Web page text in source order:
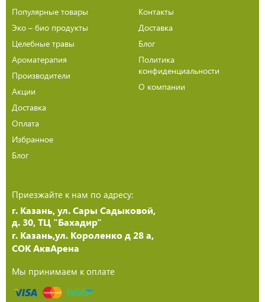
Популярные товары
Эко – био продукты
Целебные травы
Ароматерапия
Производители
Акции
Доставка
Оплата
Избранное
Блог
Контакты
Доставка
Блог
Политика
конфиденциальности
О компании
Приезжайте к нам по адресу:
г. Казань, ул. Сары Садыковой,
д. 30, ТЦ "Бахадир"
г. Казань,ул. Короленко д 28 а,
СОК АквАрена
Мы принимаем к оплате